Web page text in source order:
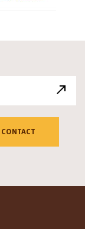
CONTACT